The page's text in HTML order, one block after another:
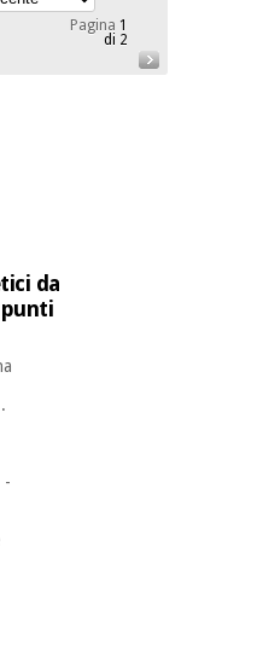
Pagina 1
di 2
da
punti
-